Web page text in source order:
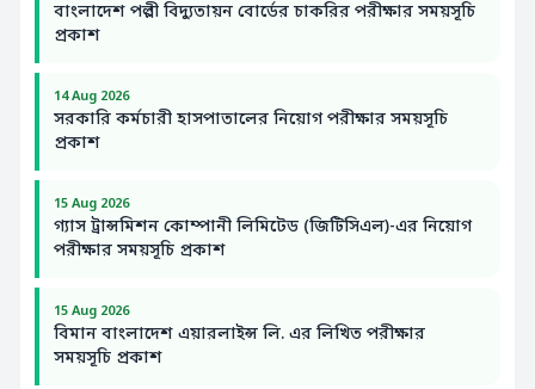
বাংলাদেশ পল্লী বিদ্যুতায়ন বোর্ডের চাকরির পরীক্ষার সময়সূচি
প্রকাশ
14 Aug 2026
সরকারি কর্মচারী হাসপাতালের নিয়োগ পরীক্ষার সময়সূচি
প্রকাশ
15 Aug 2026
গ্যাস ট্রান্সমিশন কোম্পানী লিমিটেড (জিটিসিএল)-এর নিয়োগ
পরীক্ষার সময়সূচি প্রকাশ
15 Aug 2026
বিমান বাংলাদেশ এয়ারলাইন্স লি. এর লিখিত পরীক্ষার
সময়সূচি প্রকাশ